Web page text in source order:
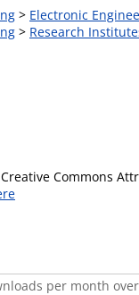
> Electronic
> Research
Commons
per month